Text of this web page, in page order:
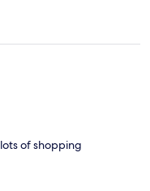
of shopping